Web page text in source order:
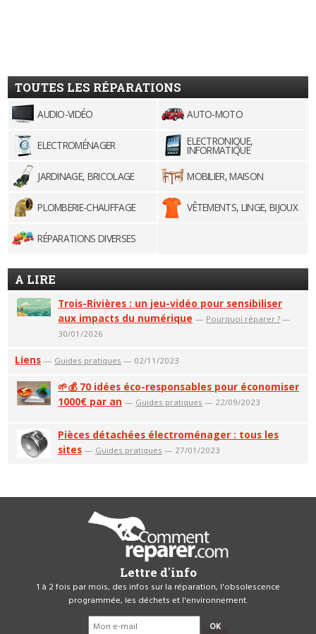
TOUTES LES RÉPARATIONS
AUDIO-VIDÉO AUTO-MOTO
ELECTROMÉNAGER ELECTRONIQUE,
INFORMATIQUE
JARDINAGE, BRICOLAGE
MOBILIER, MAISON
PLOMBERIE-CHAUFFAGE VÊTEMENTS, LINGE, BIJOUX
RÉPARATIONS DIVERSES
A LIRE
Trois-Rivières : un jeu-vidéo pour sensibiliser
aux impacts du numérique — Pourquoi réparer ? —
30/01/2026
Liens — Guides pratiques — 02/11/2023
🌱💰 70 idées éco-responsables pour économiser
1000€ par an — Guides pratiques — 22/09/2023
Pièces détachées électroménager : tous les
sites — Guides pratiques — 27/01/2023
Lettre d'info
1 à 2 fois par mois, des infos sur la réparation, l'obsolescence
programmée, les déchets et l'environnement.
OK